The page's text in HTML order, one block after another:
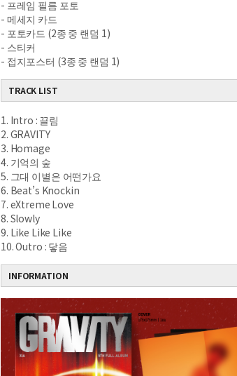
- 프레임 필름 포토
- 메세지 카드
- 포토카드 (2종 중 랜덤 1)
- 스티커
- 접지포스터 (3종 중 랜덤 1)
TRACK LIST
1. Intro : 끌림
2. GRAVITY
3. Homage
4. 기억의 숲
5. 그대 이별은 어떤가요
6. Beat’s Knockin
7. eXtreme Love
8. Slowly
9. Like Like Like
10. Outro : 닿음
INFORMATION